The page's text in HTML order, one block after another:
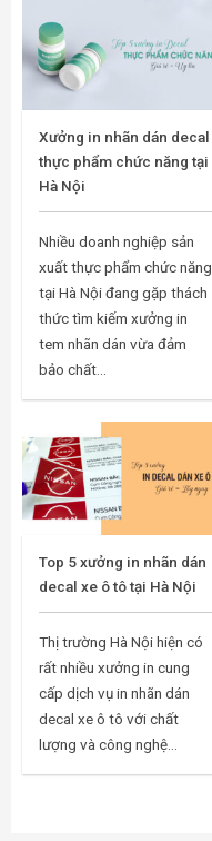
Xưởng in nhãn dán decal
thực phẩm chức năng tại
Hà Nội
Nhiều doanh nghiệp sản
xuất thực phẩm chức năng
tại Hà Nội đang gặp thách
thức tìm kiếm xưởng in
tem nhãn dán vừa đảm
bảo chất...
Top 5 xưởng in nhãn dán
decal xe ô tô tại Hà Nội
Thị trường Hà Nội hiện có
rất nhiều xưởng in cung
cấp dịch vụ in nhãn dán
decal xe ô tô với chất
lượng và công nghệ...